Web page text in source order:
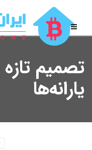
تصمیم
یارانه‌ها